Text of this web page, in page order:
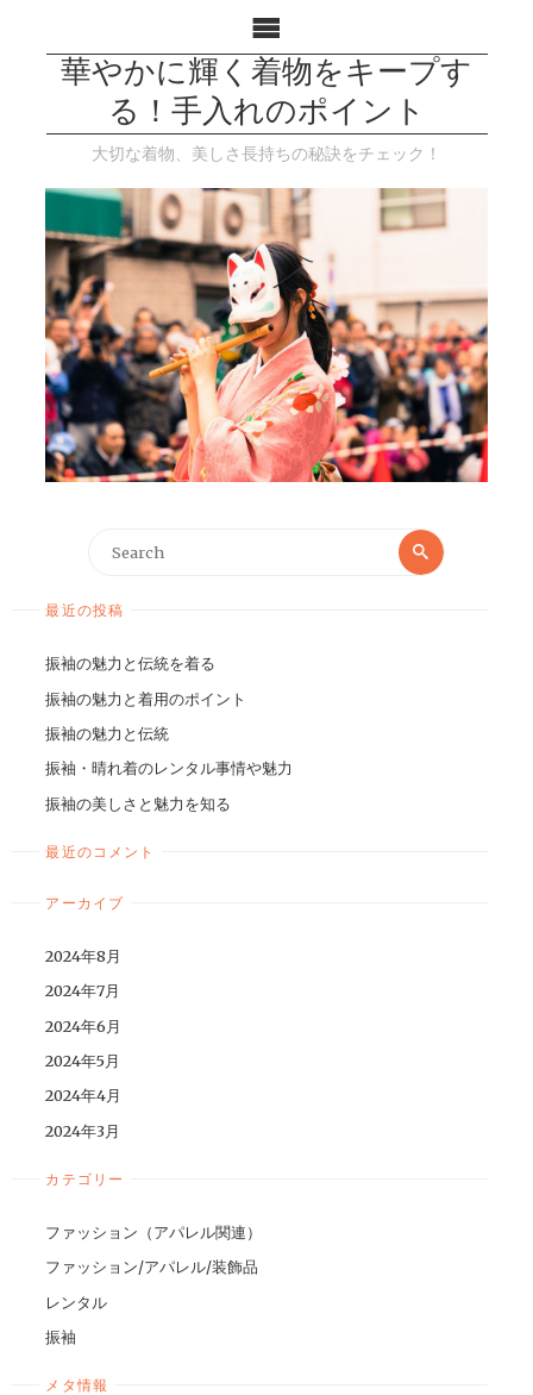
華やかに輝く着物をキープす
る！手入れのポイント
大切な着物、美しさ長持ちの秘訣をチェック！
最近の投稿
振袖の魅力と伝統を着る
振袖の魅力と着用のポイント
振袖の魅力と伝統
振袖・晴れ着のレンタル事情や魅力
振袖の美しさと魅力を知る
最近のコメント
アーカイブ
2024年8月
2024年7月
2024年6月
2024年5月
2024年4月
2024年3月
カテゴリー
ファッション（アパレル関連）
ファッション/アパレル/装飾品
レンタル
振袖
メタ情報